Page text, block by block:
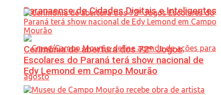
Paranaense de Cidades Digitais e Inteligentes
Cerimônia de abertura dos 72º Jogos
Escolares do Paraná terá show nacional de
Edy Lemond em Campo Mourão